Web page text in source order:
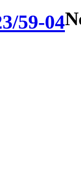
59-04